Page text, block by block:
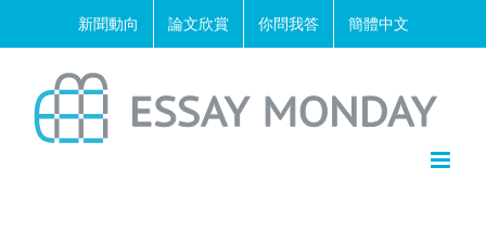
新聞動向 論文欣賞 你問我答 簡體中文